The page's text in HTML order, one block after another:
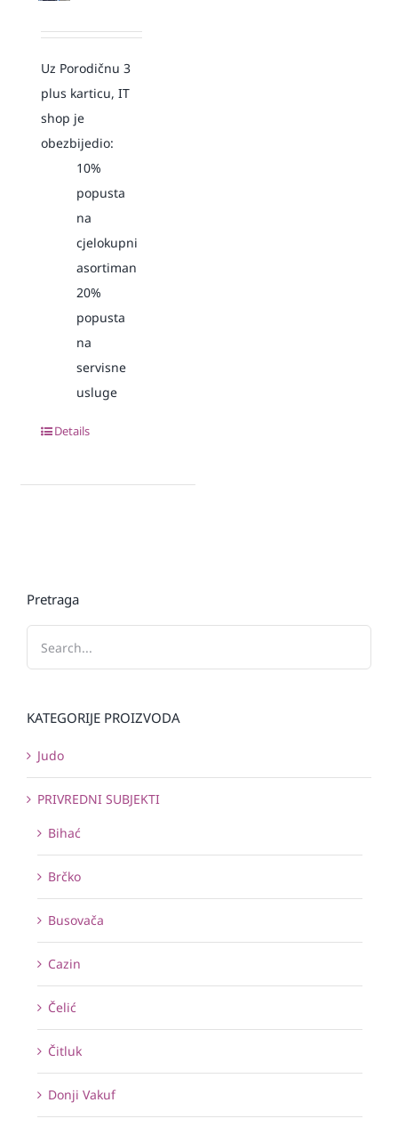
Uz Porodičnu 3
plus karticu, IT
shop je
obezbijedio:
10%
popusta
na
cjelokupni
asortiman
20%
popusta
na
servisne
usluge
Details
Pretraga
KATEGORIJE PROIZVODA
Judo
PRIVREDNI SUBJEKTI
Bihać
Brčko
Busovača
Cazin
Čelić
Čitluk
Donji Vakuf